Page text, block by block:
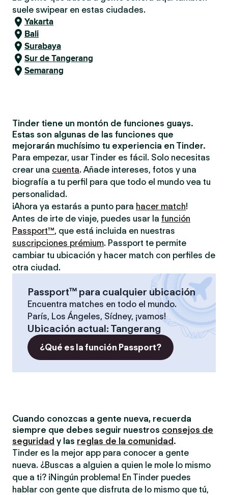
suele swipear en estas ciudades.
Yakarta
Bali
Surabaya
Sur de Tangerang
Semarang
Tinder tiene un montón de funciones guays.
Estas son algunas de las funciones que
mejorarán muchísimo tu experiencia en Tinder.
Para empezar, usar Tinder es fácil. Solo necesitas
crear una cuenta. Añade intereses, fotos y una
biografía a tu perfil para que todo el mundo vea tu
personalidad.
¡Ahora ya estarás a punto para hacer match!
Antes de irte de viaje, puedes usar la función
Passport™, que está incluida en nuestras
suscripciones prémium. Passport te permite
cambiar tu ubicación y hacer match con perfiles de
otra ciudad.
Passport™ para cualquier ubicación
Encuentra matches en todo el mundo.
París, Los Ángeles, Sídney, ¡vamos!
Ubicación actual: Tangerang
¿Qué es la función Passport?
Cuando conozcas a gente nueva, recuerda
siempre que debes seguir nuestros consejos de
seguridad y las reglas de la comunidad .
Tinder es la mejor app para conocer a gente
nueva. ¿Buscas a alguien a quien le mole lo mismo
que a ti? ¡Ningún problema! En Tinder puedes
hablar con gente que disfruta de lo mismo que tú,